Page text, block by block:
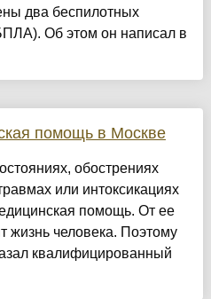
два беспилотных
Об этом он написал в
помощь в Москве
обострениях
или интоксикациях
помощь. От ее
жизнь человека. Поэтому
квалифицированный